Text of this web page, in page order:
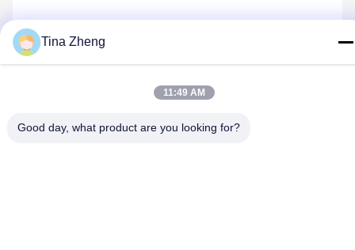
Tina Zheng
11:49 AM
Good day, what product are you looking for?